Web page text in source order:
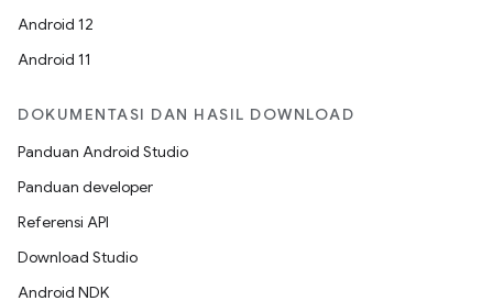
Android 12
Android 11
DOKUMENTASI DAN HASIL DOWNLOAD
Panduan Android Studio
Panduan developer
Referensi API
Download Studio
Android NDK